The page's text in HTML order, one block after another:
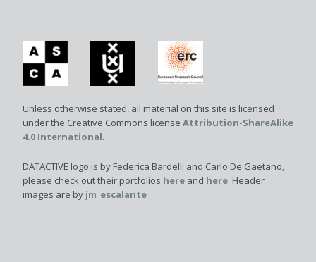
Unless otherwise stated, all material on this site is licensed
under the Creative Commons license Attribution-ShareAlike
4.0 International.
DATACTIVE logo is by Federica Bardelli and Carlo De Gaetano,
please check out their portfolios here and here. Header
images are by jm_escalante